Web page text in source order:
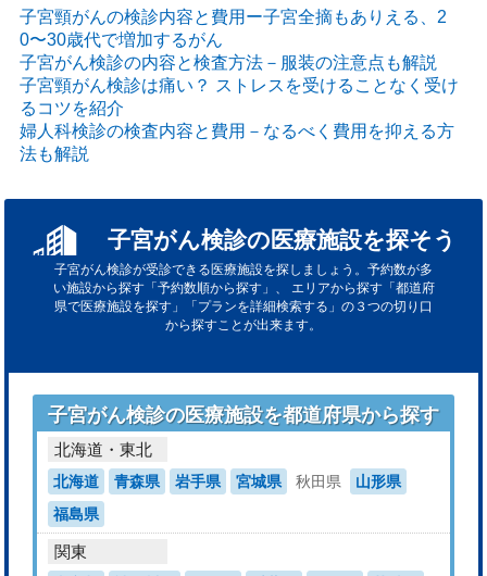
子宮頸がんの検診内容と費用ー子宮全摘もありえる、2
0〜30歳代で増加するがん
子宮がん検診の内容と検査方法－服装の注意点も解説
子宮頸がん検診は痛い？ ストレスを受けることなく受け
るコツを紹介
婦人科検診の検査内容と費用－なるべく費用を抑える方
法も解説
子宮がん検診の医療施設を探そう
子宮がん検診が受診できる医療施設を探しましょう。予約数が多
い施設から探す「予約数順から探す」、
エリアから探す「都道府
県で医療施設を探す」「プランを詳細検索する」の３つの切り口
から探すことが出来ます。
子宮がん検診の医療施設を都道府県から探す
北海道・東北
北海道 青森県 岩手県 宮城県 秋田県
山形県
福島県
関東